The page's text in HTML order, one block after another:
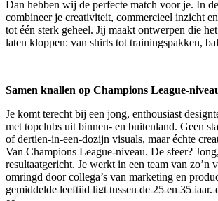
Dan hebben wij de perfecte match voor je. In
combineer je creativiteit, commercieel inzicht
tot één sterk geheel. Jij maakt ontwerpen die
laten kloppen: van shirts tot trainingspakken,
Samen knallen op Champions League-
Je komt terecht bij een jong, enthousiast
met topclubs uit binnen- en buitenland. Geen
of dertien-in-een-dozijn visuals, maar échte
Van Champions League-niveau. De sfeer?
resultaatgericht. Je werkt in een team van zo’n
omringd door collega’s van marketing en
gemiddelde leeftijd ligt tussen de 25 en 35 jaar,